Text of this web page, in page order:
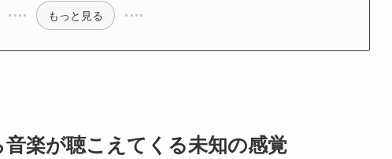
もっと見る
楽が聴こえてくる未知の感覚